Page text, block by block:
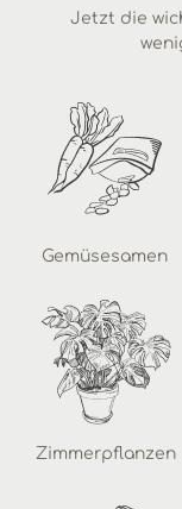
Jetzt die
Gemüsesamen
Zimmerpflanzen